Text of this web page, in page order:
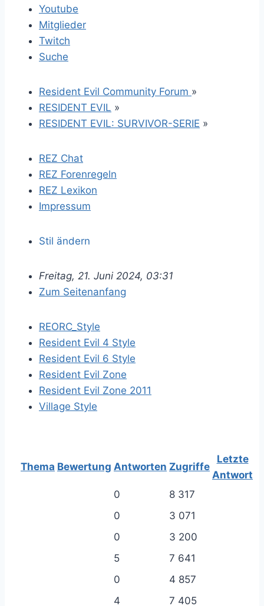
Youtube
Mitglieder
Twitch
Suche
Resident Evil Community Forum »
RESIDENT EVIL »
RESIDENT EVIL: SURVIVOR-SERIE »
REZ Chat
REZ Forenregeln
REZ Lexikon
Impressum
Stil ändern
Freitag, 21. Juni 2024, 03:31
Zum Seitenanfang
REORC_Style
Resident Evil 4 Style
Resident Evil 6 Style
Resident Evil Zone
Resident Evil Zone 2011
Village Style
Thema Bewertung Antworten Zugriffe
Letzte
Antwort
0
8 317
0
3 071
0
3 200
5
7 641
0
4 857
4
7 405